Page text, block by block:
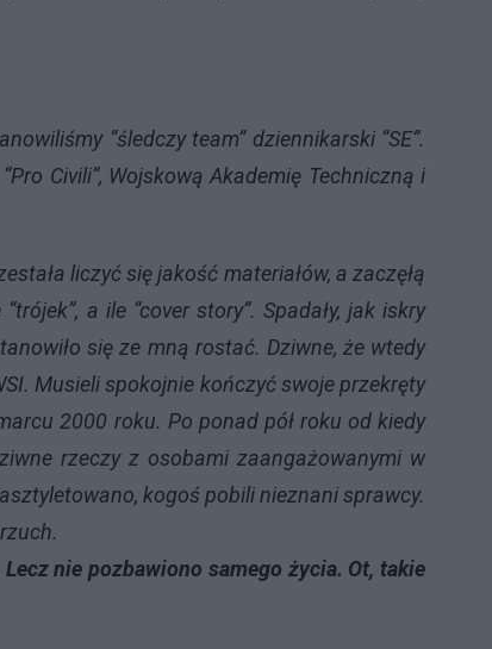
“śledczy team” dziennikarski “SE”.
Civili”, Wojskową Akademię Techniczną i
liczyć się jakość materiałów, a zaczęłą
a ile “cover story”. Spadały, jak iskry
się ze mną rostać. Dziwne, że wtedy
Musieli spokojnie kończyć swoje przekręty
2000 roku. Po ponad pół roku od kiedy
rzeczy z osobami zaangażowanymi w
kogoś pobili nieznani sprawcy.
nie pozbawiono samego życia. Ot, takie